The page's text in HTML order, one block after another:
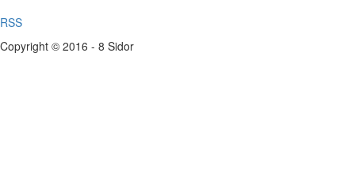
RSS
Copyright © 2016 - 8 Sidor